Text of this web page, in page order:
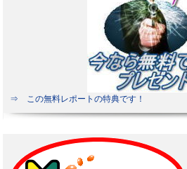
⇒ この無料レポートの特典です！